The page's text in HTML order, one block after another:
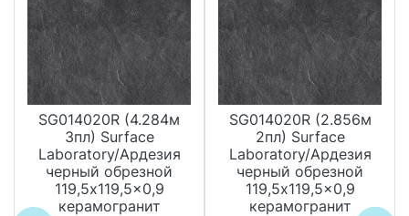
SG014020R (4.284м
3пл) Surface
Laboratory/Ардезия
черный обрезной
119,5x119,5x0,9
керамогранит
SG014020R (2.856м
2пл) Surface
Laboratory/Ардезия
черный обрезной
119,5x119,5x0,9
керамогранит